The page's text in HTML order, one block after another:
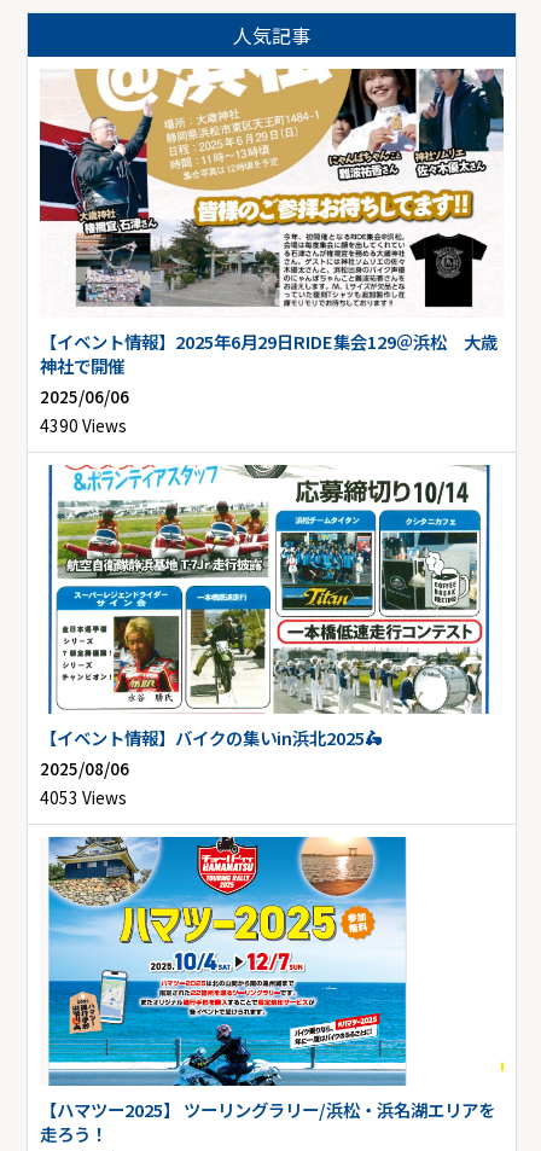
人気記事
【イベント情報】2025年6月29日RIDE集会129＠浜松 大歳
神社で開催
2025/06/06
4390 Views
【イベント情報】バイクの集いin浜北2025🛵
2025/08/06
4053 Views
【ハマツー2025】 ツーリングラリー/浜松・浜名湖エリアを
走ろう！